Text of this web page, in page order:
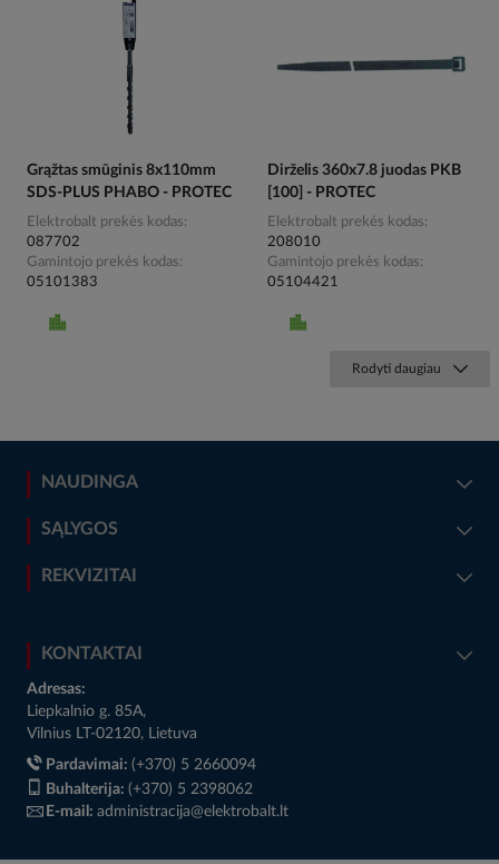
Grąžtas smūginis 8x110mm
SDS-PLUS PHABO - PROTEC
Elektrobalt prekės kodas
087702
Gamintojo prekės kodas
05101383
Dirželis 360x7.8 juodas PKB
[100] - PROTEC
Elektrobalt prekės kodas
208010
Gamintojo prekės kodas
05104421
Rodyti daugiau
NAUDINGA
SĄLYGOS
REKVIZITAI
KONTAKTAI
Adresas:
Liepkalnio g. 85A,
Vilnius LT-02120, Lietuva
Pardavimai: (+370) 5 2660094
Buhalterija: (+370) 5 2398062
E-mail: administracija@elektrobalt.lt